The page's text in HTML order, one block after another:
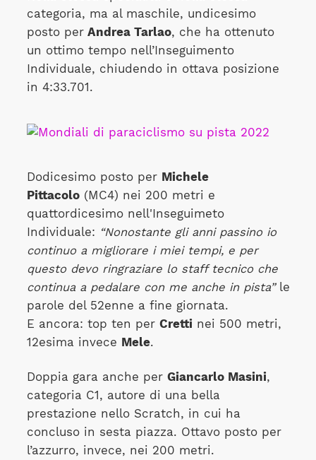
categoria, ma al maschile, undicesimo
posto perAndrea Tarlao, che ha ottenuto
un ottimo tempo nell’Inseguimento
Individuale, chiudendo in ottava posizione
in 4:33.701.
Dodicesimo posto per Michele
Pittacolo(MC4) nei 200 metri e
quattordicesimo nell'Inseguimeto
Individuale: “Nonostante gli anni passino io
continuo a migliorare i miei tempi, e per
questo devo ringraziare lo staff tecnico che
continua a pedalare con me anche in pista”le
parole del 52enne a fine giornata.
E ancora: top ten per Crettinei 500 metri,
12esima invece Mele.
Doppia gara anche per Giancarlo Masini,
categoria C1, autore di una bella
prestazione nello Scratch, in cui ha
concluso in sesta piazza. Ottavo posto per
l’azzurro, invece, nei 200 metri.